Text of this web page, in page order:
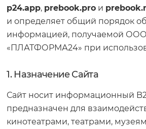
p24.app, prebook.pro и
и определяет общий порядок
информацией, получаемой ООО
«ПЛАТФОРМА24» при
1. Назначение Сайта
Сайт носит информационный
предназначен для
кинотеатрами, театрами,